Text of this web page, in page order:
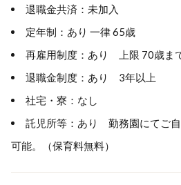
退職金共済：未加入
定年制：あり 一律 65歳
再雇用制度：あり 上限 70歳ま
退職金制度：あり 3年以上
社宅・寮：なし
託児所等：あり 勤務園にてご
可能。（保育料無料）